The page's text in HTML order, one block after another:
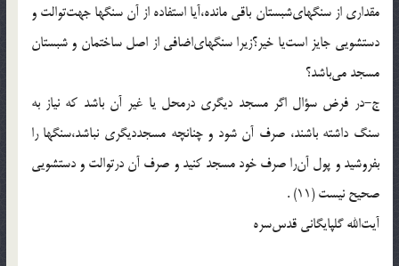
مقدارى از سنگهاى‌شبستان باقى مانده،آيا استفاده از آن سنگها جهت‌توالت و
دستشويى جايز است‌يا خير؟زيرا سنگهاى‌اضافى از اصل ساختمان و شبستان
مسجد مى‌باشد؟
ج-در فرض سؤال اگر مسجد ديگرى درمحل يا غير آن باشد كه نياز به
سنگ داشته باشند، صرف آن شود و چنانچه مسجدديگرى نباشد،سنگها را
بفروشيد و پول آن‌را صرف خود مسجد كنيد و صرف آن درتوالت و دستشويى
صحيح نيست (11) .
آيت‌الله گلپايگانى قدس‌سره